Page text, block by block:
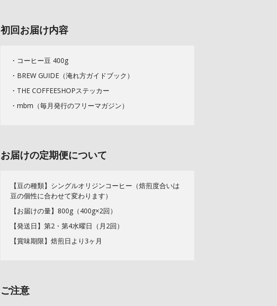
初回お届け内容
・コーヒー豆 400g
・BREW GUIDE（淹れ方ガイドブック）
・THE COFFEESHOPステッカー
・mbm（毎月発行のフリーマガジン）
お届けの定期便について
【豆の種類】シングルオリジンコーヒー（焙煎度合いは
豆の個性に合わせて変わります）
【お届けの量】800g（400g×2回）
【発送日】第2・第4水曜日（月2回）
【賞味期限】焙煎日より3ヶ月
ご注意